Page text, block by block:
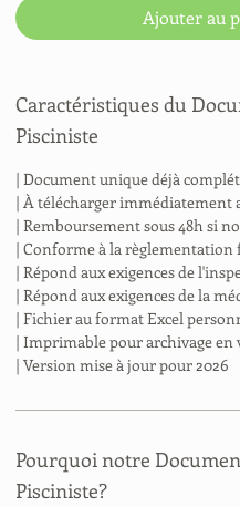
Ajouter au
Caractéristiques du
Pisciniste
| Document unique déjà
| À télécharger immédiatement
| Remboursement sous 48h si
| Conforme à la règlementation
| Répond aux exigences de
| Répond aux exigences de la
| Fichier au format Excel
| Imprimable pour archivage en
| Version mise à jour pour 2026
Pourquoi notre
Pisciniste?